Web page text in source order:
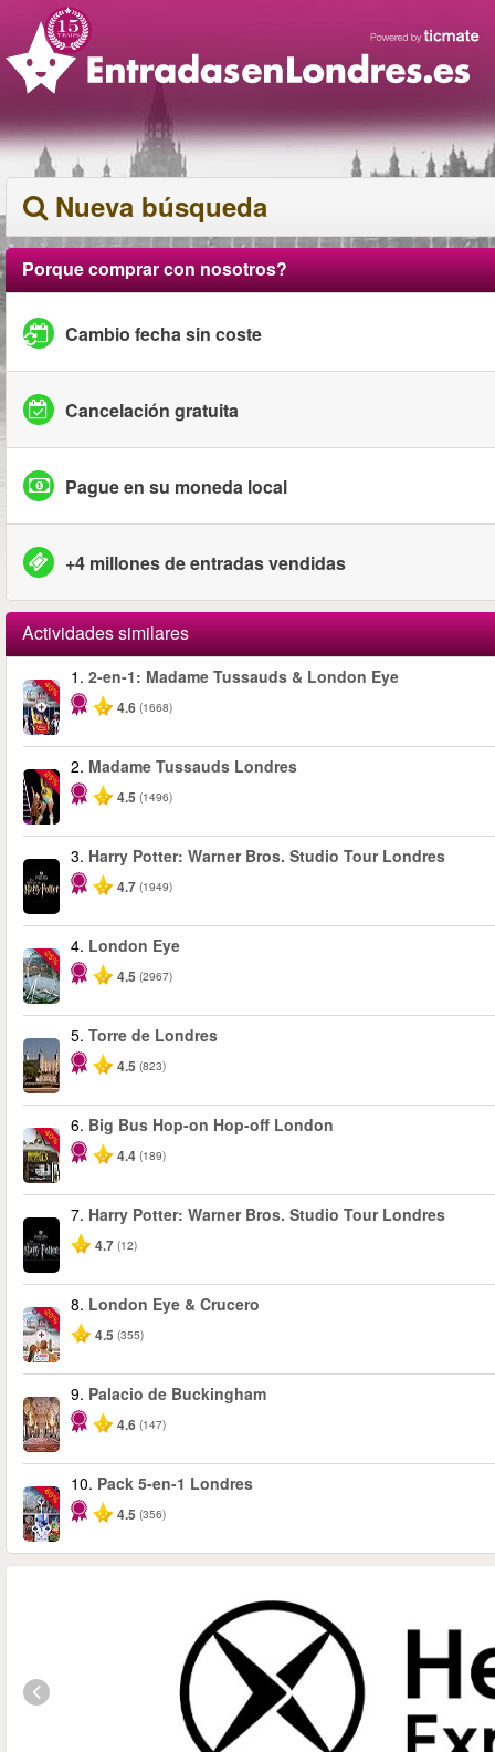
Nueva búsqueda
Porque comprar con nosotros?
Cambio fecha sin coste
Cancelación gratuita
Pague en su moneda local
+4 millones de entradas vendidas
Actividades similares
-40%
1. 2-en-1: Madame Tussauds & London Eye
4.6 (1668)
-25%
2. Madame Tussauds Londres
4.5 (1496)
3. Harry Potter: Warner Bros. Studio Tour Londres
4.7 (1949)
-25%
4. London Eye
4.5 (2967)
5. Torre de Londres
4.5 (823)
-40%
6. Big Bus Hop-on Hop-off London
4.4 (189)
7. Harry Potter: Warner Bros. Studio Tour Londres
4.7 (12)
-20%
8. London Eye & Crucero
4.5 (355)
9. Palacio de Buckingham
4.6 (147)
-60%
10. Pack 5-en-1 Londres
4.5 (356)